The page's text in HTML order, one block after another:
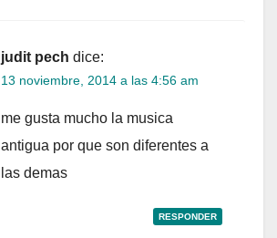
judit pech dice:
13 noviembre, 2014 a las 4:56 am
me gusta mucho la musica
antigua por que son diferentes a
las demas
RESPONDER